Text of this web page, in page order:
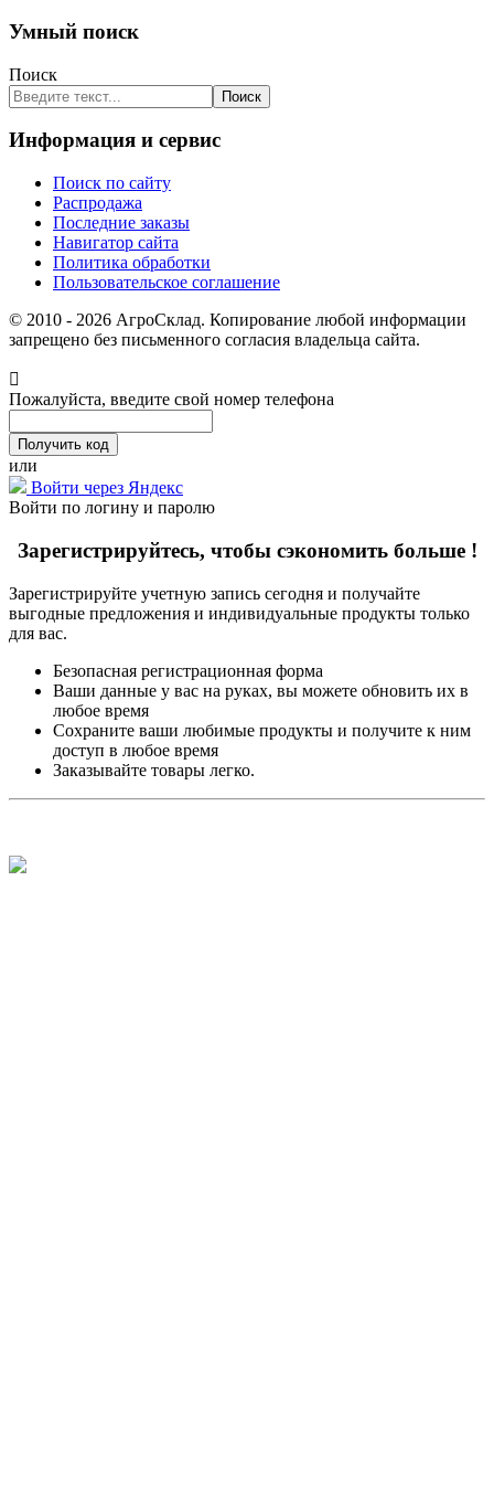
Умный поиск
Поиск
Поиск
Информация и сервис
Поиск по сайту
Распродажа
Последние заказы
Навигатор сайта
Политика обработки
Пользовательское соглашение
© 2010 - 2026 АгроСклад. Копирование любой информации
запрещено без письменного согласия владельца сайта.
Пожалуйста, введите свой номер телефона
или
Войти через Яндекс
Войти по логину и паролю
Зарегистрируйтесь, чтобы сэкономить больше !
Зарегистрируйте учетную запись сегодня и получайте
выгодные предложения и индивидуальные продукты только
для вас.
Безопасная регистрационная форма
Ваши данные у вас на руках, вы можете обновить их в
любое время
Сохраните ваши любимые продукты и получите к ним
доступ в любое время
Заказывайте товары легко.